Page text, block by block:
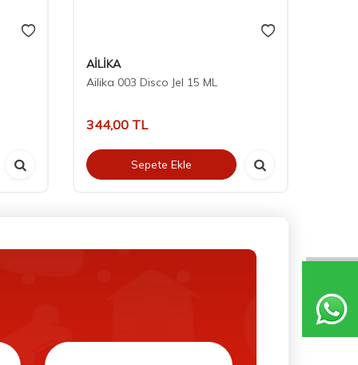
AİLİKA
Ailika 003 Disco Jel 15 ML
344,00 TL
Sepete Ekle